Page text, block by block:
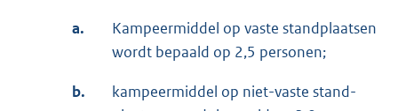
a.
Kampeermiddel op vaste standplaatsen
wordt bepaald op 2,5 personen;
b.
kampeermiddel op niet-vaste stand­